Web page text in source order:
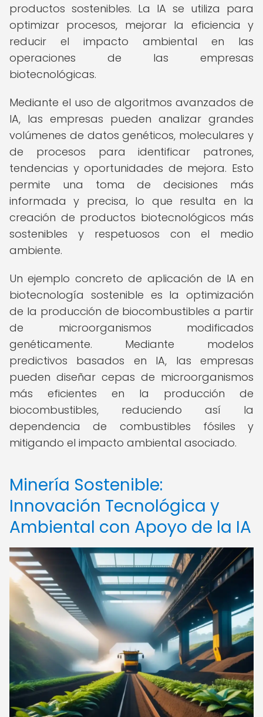
productos sostenibles. La IA se utiliza para
optimizar procesos, mejorar la eficiencia y
reducir el impacto ambiental en las
operaciones de las empresas
biotecnológicas.
Mediante el uso de algoritmos avanzados de
IA, las empresas pueden analizar grandes
volúmenes de datos genéticos, moleculares y
de procesos para identificar patrones,
tendencias y oportunidades de mejora. Esto
permite una toma de decisiones más
informada y precisa, lo que resulta en la
creación de productos biotecnológicos más
sostenibles y respetuosos con el medio
ambiente.
Un ejemplo concreto de aplicación de IA en
biotecnología sostenible es la optimización
de la producción de biocombustibles a partir
de microorganismos modificados
genéticamente. Mediante modelos
predictivos basados en IA, las empresas
pueden diseñar cepas de microorganismos
más eficientes en la producción de
biocombustibles, reduciendo así la
dependencia de combustibles fósiles y
mitigando el impacto ambiental asociado.
Minería Sostenible:
Innovación Tecnológica y
Ambiental con Apoyo de la IA